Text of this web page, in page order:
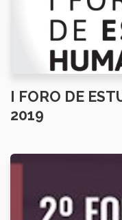
I FORO DE
2019